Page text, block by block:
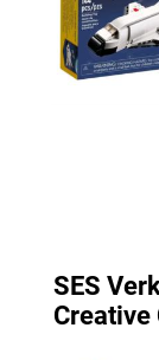
SES
Creative